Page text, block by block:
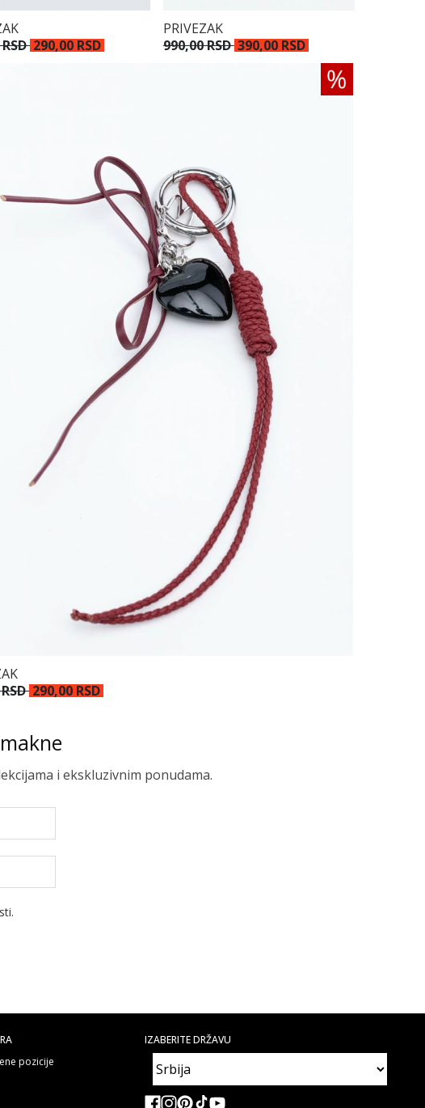
290,00 RSD
PRIVEZAK
990,00 RSD390,00 RSD
290,00 RSD
i ekskluzivnim ponudama.
pozicije
IZABERITE DRŽAVU